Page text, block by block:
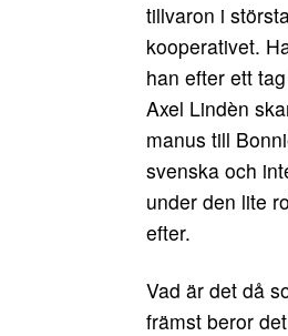
tillvaron i
kooperativet.
han efter ett
Axel Lindèn
manus till
svenska och
under den lite
efter.
Vad är det då
främst beror